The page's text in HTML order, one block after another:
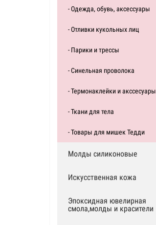
- Одежда, обувь, аксессуары
- Отливки кукольных лиц
- Парики и трессы
- Синельная проволока
- Термонаклейки и акссесуары
- Ткани для тела
- Товары для мишек Тедди
Молды силиконовые
Искусственная кожа
Эпоксидная ювелирная
смола,молды и красители